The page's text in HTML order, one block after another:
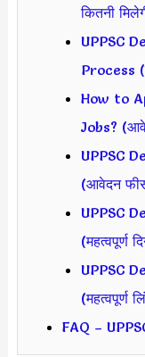
कितनी
UPPSC
Process
How to
Jobs?
UPPSC
(आवेदन
UPPSC
(महत्वपूर्ण
UPPSC
(महत्वपूर्ण
FAQ –